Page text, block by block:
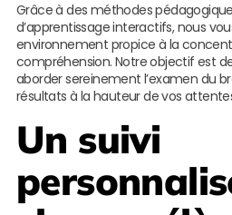
Grâce à des méthodes
d’apprentissage interactifs, nous
environnement propice à la
compréhension. Notre objectif est
aborder sereinement l’examen du
résultats à la hauteur de vos
Un suivi